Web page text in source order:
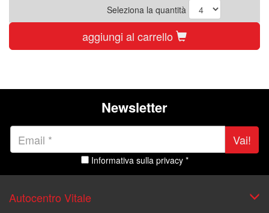
Seleziona la quantità
aggiungi al carrello
Newsletter
Vai!
Informativa sulla privacy *
Autocentro Vitale